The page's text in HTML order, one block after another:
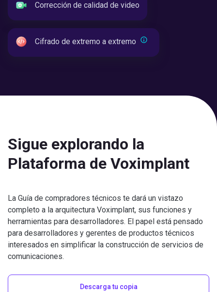
Corrección de calidad de video
Cifrado de extremo a extremo
Sigue explorando la
Plataforma de Voximplant
La Guía de compradores técnicos te dará un vistazo
completo a la arquitectura Voximplant, sus funciones y
herramientas para desarrolladores. El papel está pensado
para desarrolladores y gerentes de productos técnicos
interesados en simplificar la construcción de servicios de
comunicaciones.
Descarga tu copia